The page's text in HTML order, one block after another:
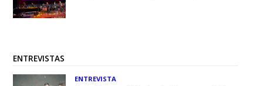
ENTREVISTAS
ENTREVISTA